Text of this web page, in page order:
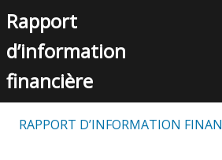
Rapport
d’information
financière
RAPPORT D’INFORMATION